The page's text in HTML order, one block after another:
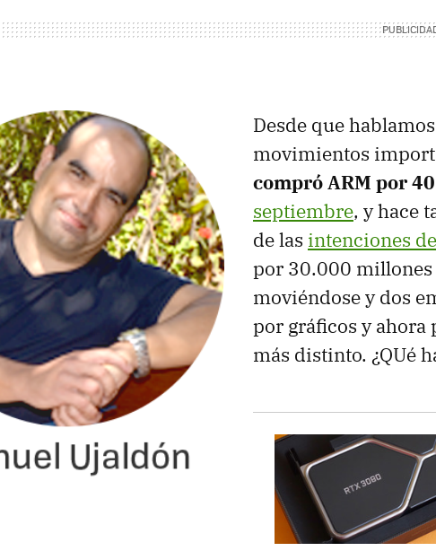
Desde que
movimientos
compró ARM por
septiembre, y hace
de las intenciones
por 30.000
moviéndose y dos
por gráficos y ahora
más distinto. ¿QUé